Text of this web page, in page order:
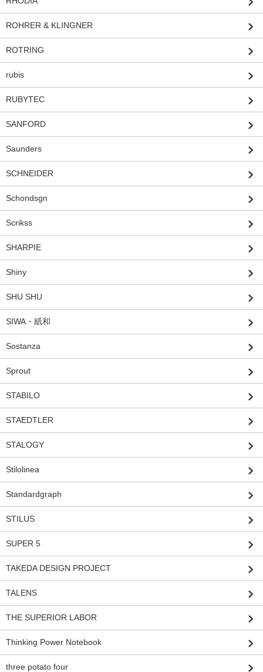
ROHRER & KLINGNER
ROTRING
rubis
RUBYTEC
SANFORD
Saunders
SCHNEIDER
Schondsgn
Scrikss
SHARPIE
Shiny
SHU SHU
SIWA・紙和
Sostanza
Sprout
STABILO
STAEDTLER
STALOGY
Stilolinea
Standardgraph
STILUS
SUPER 5
TAKEDA DESIGN PROJECT
TALENS
THE SUPERIOR LABOR
Thinking Power Notebook
three potato four